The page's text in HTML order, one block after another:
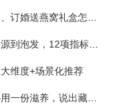
2026干燕窝选购避坑指南：从原料、溯源到泡发，12项指标判断靠谱燕窝
维度+场景化推荐
2026七夕浪漫告白礼燕窝礼盒清单——用一份滋养，说出藏在心底的爱